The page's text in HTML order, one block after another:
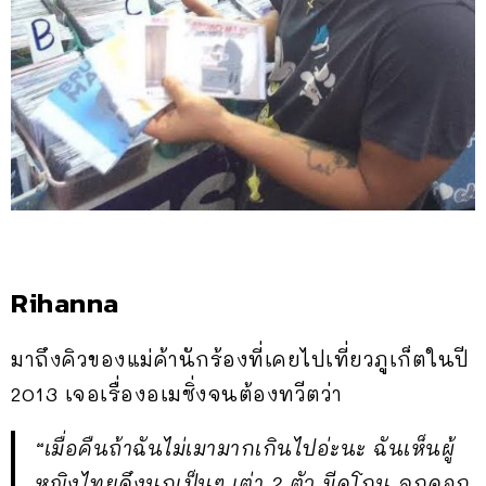
Rihanna
มาถึงคิวของแม่ค้านักร้องที่เคยไปเที่ยวภูเก็ตในปี
2013 เจอเรื่องอเมซิ่งจนต้องทวีตว่า
“เมื่อคืนถ้าฉันไม่เมามากเกินไปอ่ะนะ ฉันเห็นผู้